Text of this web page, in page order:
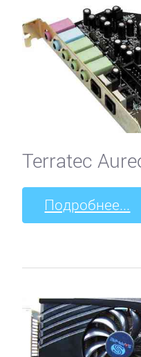
Terratec
Подробнее...